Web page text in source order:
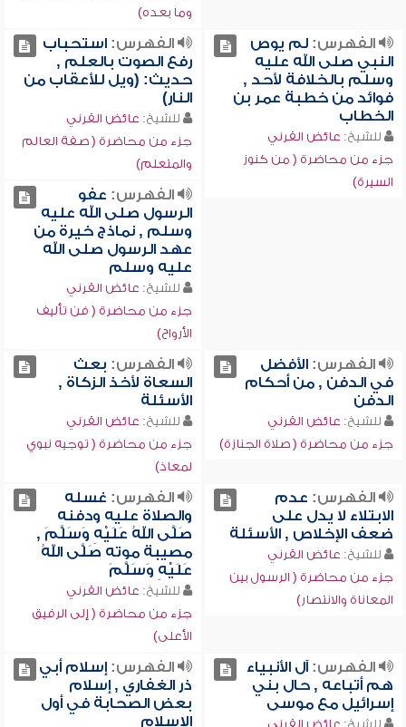
وما بعده)
الفهرس:لم يوص
النبي صلى الله عليه
وسلم بالخلافة لأحد ,
فوائد من خطبة عمر بن
الخطاب
للشيخ: عائض القرني
جزء من محاضرة ( من كنوز
السيرة)
الفهرس:استحباب
رفع الصوت بالعلم ,
حديث: (ويل للأعقاب من
النار)
للشيخ: عائض القرني
جزء من محاضرة ( صفة العالم
والمتعلم)
الفهرس: عفو
الرسول صلى الله عليه
وسلم , نماذج خيرة من
عهد الرسول صلى الله
عليه وسلم
للشيخ: عائض القرني
جزء من محاضرة ( فن تأليف
الأرواح)
الفهرس:الأفضل
في الدفن , من أحكام
الدفن
للشيخ: عائض القرني
جزء من محاضرة ( صلاة الجنازة)
الفهرس: بعث
السعاة لأخذ الزكاة ,
الأسئلة
للشيخ: عائض القرني
جزء من محاضرة ( توجيه نبوي
لمعاذ)
الفهرس: عدم
الابتلاء لا يدل على
ضعف الإخلاص , الأسئلة
للشيخ: عائض القرني
جزء من محاضرة ( الرسول بين
المعاناة والانتصار)
الفهرس: غسله
والصلاة عليه ودفنه
صَلَّى اللهُ عَلَيْهِ وَسَلَّمَ ,
مصيبة موته صَلَّى اللهُ
عَلَيْهِ وَسَلَّمَ
للشيخ: عائض القرني
جزء من محاضرة ( إلى الرفيق
الأعلى)
الفهرس:آل الأنبياء
هم أتباعه , حال بني
إسرائيل مع موسى
للشيخ: عائض القرني
الفهرس:إسلام أبي
ذر الغفاري , إسلام
بعض الصحابة في أول
الإسلام